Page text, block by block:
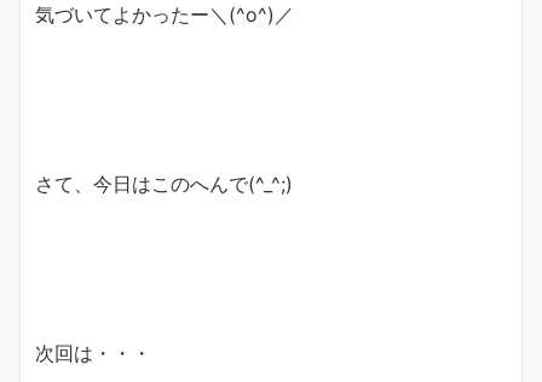
気づいてよかったー＼(^o^)／
さて、今日はこのへんで(^_^;)
次回は・・・